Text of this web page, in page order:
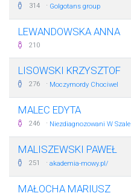
314 · Golgotans group
LEWANDOWSKA ANNA
210
LISOWSKI KRZYSZTOF
276 · Moczymordy Chociwel
MALEC EDYTA
246 · Niezdiagnozowani W Szale
MALISZEWSKI PAWEŁ
251 · akademia-mowy.pl/
MAŁOCHA MARIUSZ